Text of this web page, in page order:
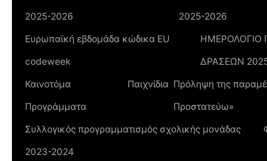
2025-2026
2025-2026
Ευρωπαϊκή εβδομάδα κώδικα ΕU
codeweek
ΔΡΑΣΕΩΝ
Καινοτόμα
Προγράμματα
Παιχνίδια Πρόληψη της
Προστατεύω»
Συλλογικός προγραμματισμός σχολικής μονάδας
2023-2024